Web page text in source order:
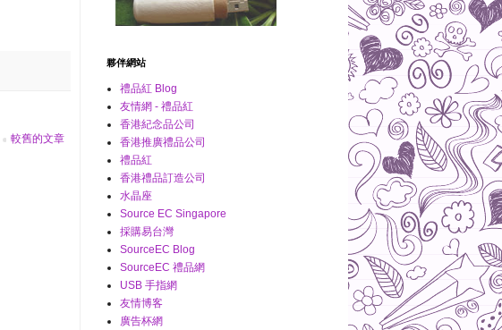
較舊的文章
夥伴網站
禮品紅 Blog
友情網 - 禮品紅
香港紀念品公司
香港推廣禮品公司
禮品紅
香港禮品訂造公司
水晶座
Source EC Singapore
採購易台灣
SourceEC Blog
SourceEC 禮品網
USB 手指網
友情博客
廣告杯網